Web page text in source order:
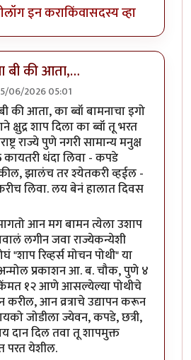
लॉग इन कराकिंवासदस्य व्हा
बी की आता,…
06/2026 05:01
इथेच समाप्त होते…byसाहना
की आता, का ब्वॉ बामनाचा इगो
क्षुद्र शाप दिला का ब्वॉ तू भरत
राज्ये पुणे नगरी सामान्य मनुक्ष
धंदा लिवा - कपडे
झालंच तर श्येतकरी व्हईल -
लिवा. लय बेनं हालात दिवस
मागतो आन मग बामन त्येला उशाप
लगीन जवा राज्येकन्येशी
"शाप रिव्हर्स मोचन पोथी" या
प्रकाशन आ. ब. चौक, पुणे ४
१२ आणे आसल्येल्या पोथीचे
करील, आन व्रत्राचे उद्यापन करून
जोडीला ज्येवन, कपडे, छत्री,
दान दिल तवा तू शापमुक्त
परत येशील.